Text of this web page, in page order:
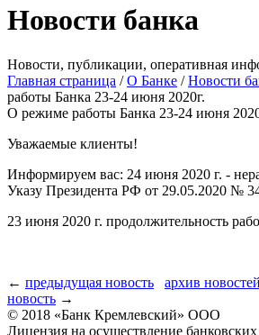
Новости банка
Новости, публикации, оперативная
Главная страница /О Банке /Новости
работы Банка 23-24 июня 2020г.
О режиме работы Банка 23-24 июня
Уважаемые клиенты!
Информируем вас: 24 июня 2020 г. -
Указу Президента РФ от 29.05.2020 №
23 июня 2020 г. продолжительность
← предыдущая новость архив новостей
новость →
© 2018 «Банк Кремлевский» ООО
Лицензия на осуществление